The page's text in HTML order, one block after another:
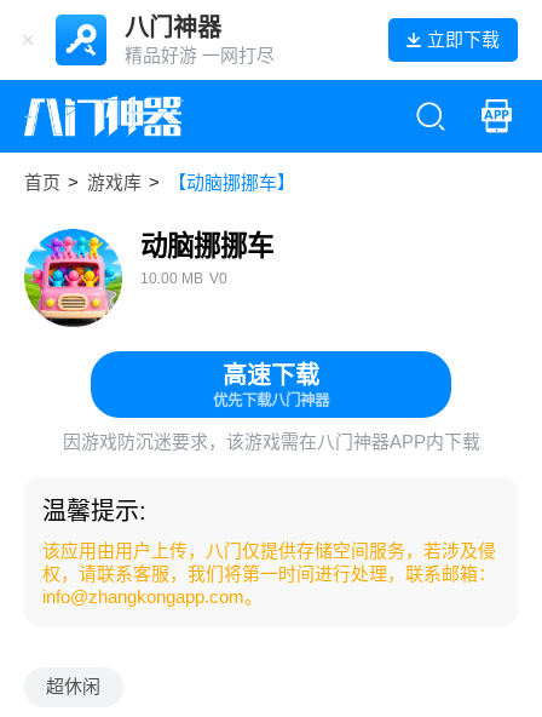
八门神器
精品好游 一网打尽
立即下载
首页 > 游戏库 > 【动脑挪挪车】
动脑挪挪车
10.00 MB V0
高速下载
优先下载八门神器
因游戏防沉迷要求，该游戏需在八门神器APP内下载
温馨提示:
该应用由用户上传，八门仅提供存储空间服务，若涉及侵
权，请联系客服，我们将第一时间进行处理，联系邮箱：
info@zhangkongapp.com。
超休闲